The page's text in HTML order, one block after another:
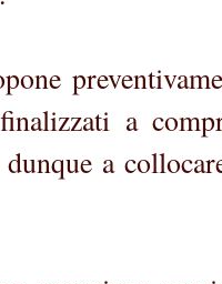
a
a